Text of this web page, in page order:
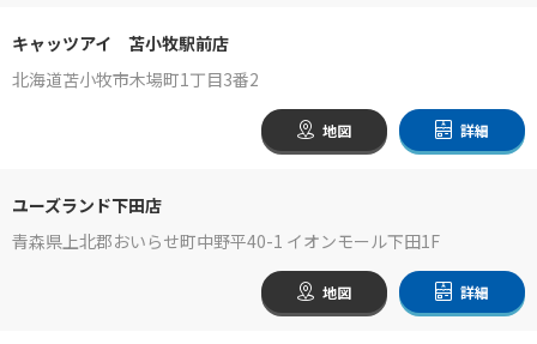
キャッツアイ 苫小牧駅前店
北海道苫小牧市木場町1丁目3番2
地図 詳細
ユーズランド下田店
青森県上北郡おいらせ町中野平40-1 イオンモール下田1F
地図 詳細